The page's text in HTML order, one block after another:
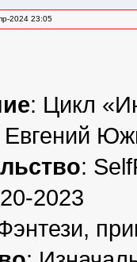
2024 23:05
: Цикл
Евгений
:
2023